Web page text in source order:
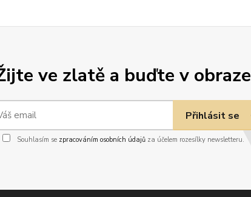
ve zlatě a buďte v obraze
Přihlásit se
Souhlasím se zpracováním osobních údajůza účelem rozesílky newsletteru.